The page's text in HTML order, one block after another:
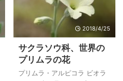
を大切に育てています。
その中のプリム ヒルスタとラ
プリムラ エラテオルの紹介で
す。
2018/4/25
サクラソウ科、世界の
プリムラの花
プリムラ・アルピコラ ビオラ